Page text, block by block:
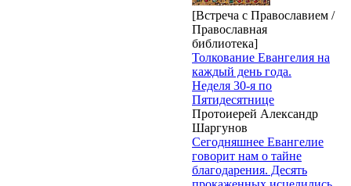
[Встреча с Православием /
Православная
библиотека]
Толкование Евангелия на
каждый день года.
Неделя 30-я по
Пятидесятнице
Протоиерей Александр
Шаргунов
Сегодняшнее Евангелие
говорит нам о тайне
благодарения. Десять